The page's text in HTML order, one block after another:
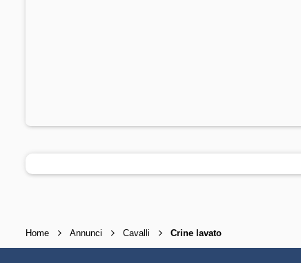
Home Annunci Cavalli Crine lavato